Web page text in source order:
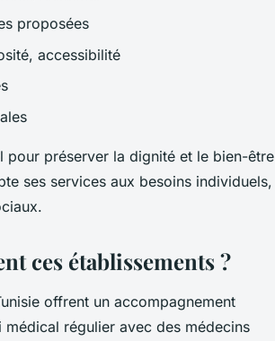
proposées
accessibilité
pour préserver la dignité et le bien-être
ses services aux besoins individuels,
ces établissements ?
offrent un accompagnement
médical régulier avec des médecins